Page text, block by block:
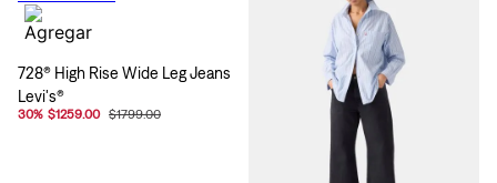
728® High Rise Wide Leg Jeans
Levi's®
30% $1259.00 $1799.00